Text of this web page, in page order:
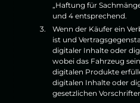
„Haftung für
und 4 entsprechend.
Wenn der Käufer ein
ist und
digitaler Inhalte oder
wobei das Fahrzeug
digitalen Produkte
digitalen Inhalte oder
gesetzlichen